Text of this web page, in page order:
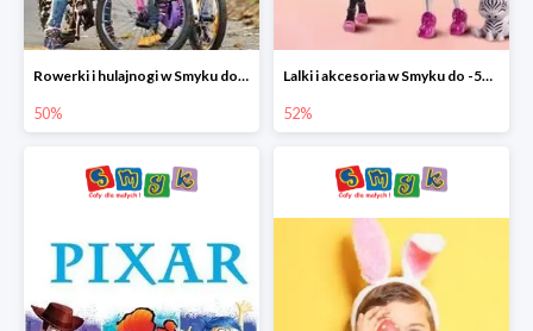
Rowerki i hulajnogi w Smyku do -50%
50%
Lalki i akcesoria w Smyku do -52%
52%